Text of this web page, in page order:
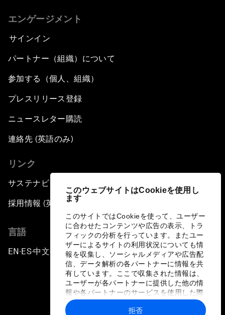
このウェブサイトはCookieを使用し
ます
このサイトではCookieを使って、ユーザー
に合わせたコンテンツや広告の表示、トラ
フィックの分析を行っています。またユー
ザーによるサイトの利用状況についても情
報を収集し、ソーシャルメディアや広告配
信、データ解析の各パートナーに情報を共
有しています。ここで収集された情報は、
ユーザーが各パートナーに提供した他の情
報や各パートナーのサービスを使用した際
に収集された情報と組み合わされ、各パー
トナーによって使用されることがありま
拒否
エンゲージメント
サインイン
パートナー（組織）について
参加する（個人、組織）
プレスリリース登録
ニュースレター購読
連絡先 (英語のみ)
リンク
サステナビリティへの取り組み
採用情報 (英語のみ)
言語
EN ▪ES▪中文▪ 日本語